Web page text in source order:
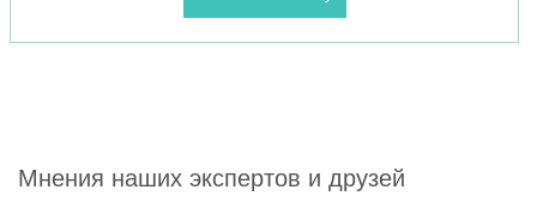
Мнения наших экспертов и друзей